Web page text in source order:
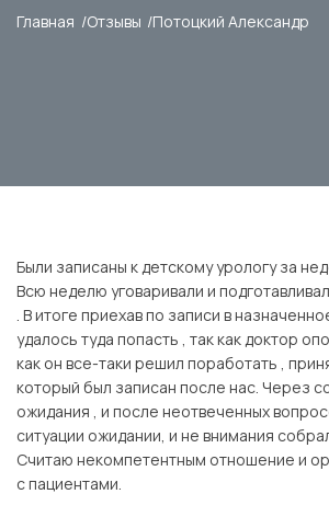
Главная Отзывы Потоцкий Александр
Были записаны к детскому урологу за
Всю неделю уговаривали и
. В итоге приехав по записи в
удалось туда попасть , так как доктор
как он все-таки решил поработать ,
который был записан после нас. Через
ожидания , и после неотвеченных
ситуации ожидании, и не внимания
Считаю некомпетентным отношение и
с пациентами.